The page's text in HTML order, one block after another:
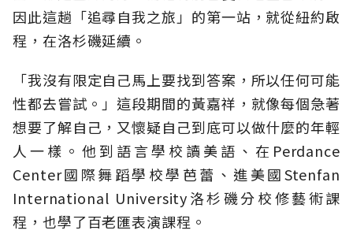
因此這趟「追尋自我之旅」的第一站，就從紐約啟
程，在洛杉磯延續。
「我沒有限定自己馬上要找到答案，所以任何可能
性都去嘗試。」這段期間的黃嘉祥，就像每個急著
想要了解自己，又懷疑自己到底可以做什麼的年輕
人一樣。他到語言學校讀美語、在Perdance
Center國際舞蹈學校學芭蕾、進美國Stenfan
International University洛杉磯分校修藝術課
程，也學了百老匯表演課程。